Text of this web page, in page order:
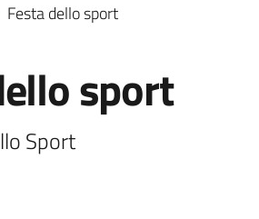
Festa dello sport
sport
Sport